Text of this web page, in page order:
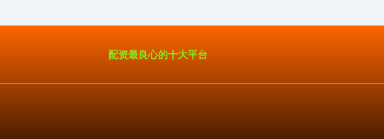
配资最良心的十大平台